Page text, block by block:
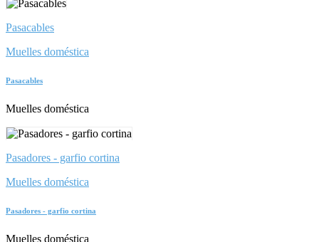
Pasacables
Muelles doméstica
Pasacables
Muelles doméstica
Pasadores - garfio cortina
Muelles doméstica
Pasadores - garfio cortina
Muelles doméstica